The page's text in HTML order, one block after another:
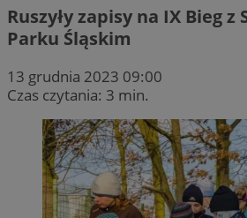
Ruszyły zapisy na IX Bieg z
Parku Śląskim
13 grudnia 2023 09:00
Czas czytania: 3 min.